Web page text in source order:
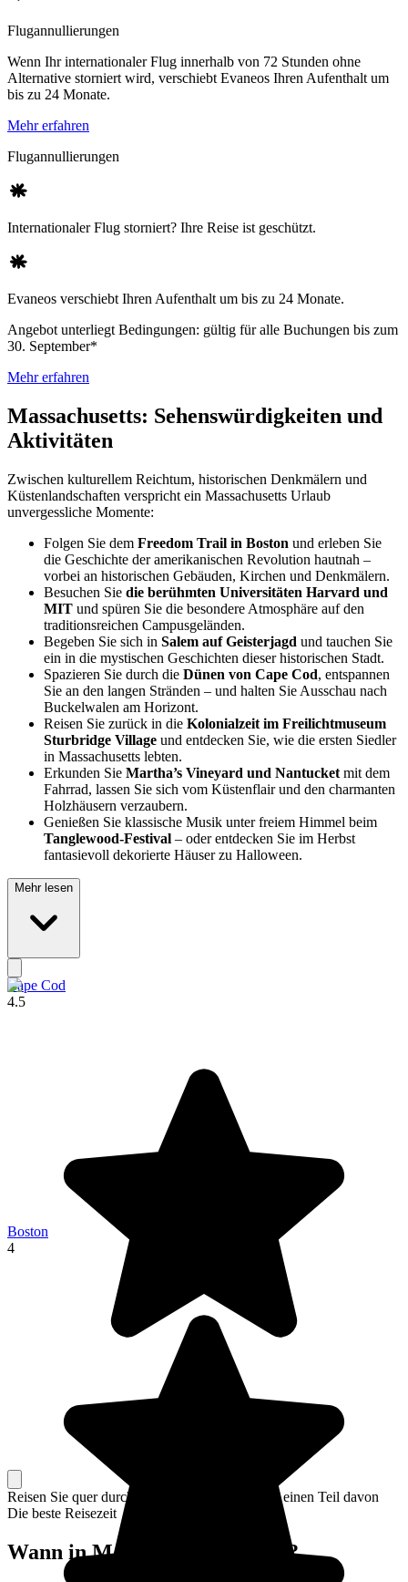
Flugannullierungen
Wenn Ihr internationaler Flug innerhalb von 72 Stunden ohne
Alternative storniert wird, verschiebt Evaneos Ihren Aufenthalt um
bis zu 24 Monate.
Mehr erfahren
Flugannullierungen
Internationaler Flug storniert? Ihre Reise ist geschützt.
Evaneos verschiebt Ihren Aufenthalt um bis zu 24 Monate.
Angebot unterliegt Bedingungen: gültig für alle Buchungen bis zum
30. September*
Mehr erfahren
Massachusetts: Sehenswürdigkeiten und
Aktivitäten
Zwischen kulturellem Reichtum, historischen Denkmälern und
Küstenlandschaften verspricht ein Massachusetts Urlaub
unvergessliche Momente:
Folgen Sie dem Freedom Trail in Boston und erleben Sie
die Geschichte der amerikanischen Revolution hautnah –
vorbei an historischen Gebäuden, Kirchen und Denkmälern.
Besuchen Sie die berühmten Universitäten Harvard und
MIT und spüren Sie die besondere Atmosphäre auf den
traditionsreichen Campusgeländen.
Begeben Sie sich in Salem auf Geisterjagd und tauchen Sie
ein in die mystischen Geschichten dieser historischen Stadt.
Spazieren Sie durch die Dünen von Cape Cod, entspannen
Sie an den langen Stränden – und halten Sie Ausschau nach
Buckelwalen am Horizont.
Reisen Sie zurück in die Kolonialzeit im Freilichtmuseum
Sturbridge Village und entdecken Sie, wie die ersten Siedler
in Massachusetts lebten.
Erkunden Sie Martha’s Vineyard und Nantucket mit dem
Fahrrad, lassen Sie sich vom Küstenflair und den charmanten
Holzhäusern verzaubern.
Genießen Sie klassische Musik unter freiem Himmel beim
Tanglewood-Festival – oder entdecken Sie im Herbst
fantasievoll dekorierte Häuser zu Halloween.
Mehr lesen
Cape Cod
4.5
Boston
4
Reisen Sie quer durch das ganze Land oder nur einen Teil davon
Die beste Reisezeit
Wann in Massachusetts reisen?